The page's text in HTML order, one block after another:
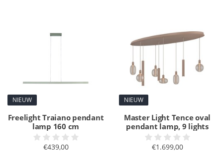
NIEUW
Freelight Traiano pendant
lamp 160 cm
€439,00
NIEUW
Master Light Tence oval
pendant lamp, 9 lights
€1.699,00